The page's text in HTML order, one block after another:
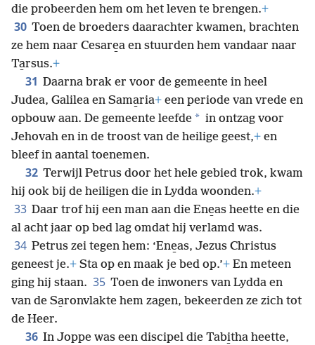
die probeerden hem om het leven te brengen.+
30 Toen de broeders daarachter kwamen, brachten
ze hem naar Cesare̱a en stuurden hem vandaar naar
Ta̱rsus.+
31 Daarna brak er voor de gemeente in heel
Judea, Galilea en Sama̱ria+ een periode van vrede en
opbouw aan. De gemeente leefde * in ontzag voor
Jehovah en in de troost van de heilige geest,+ en
bleef in aantal toenemen.
32 Terwijl Petrus door het hele gebied trok, kwam
hij ook bij de heiligen die in Lydda woonden.+
33 Daar trof hij een man aan die Ene̱as heette en die
al acht jaar op bed lag omdat hij verlamd was.
34 Petrus zei tegen hem: ‘Ene̱as, Jezus Christus
geneest je.+ Sta op en maak je bed op.’+ En meteen
ging hij staan. 35 Toen de inwoners van Lydda en
van de Sa̱ronvlakte hem zagen, bekeerden ze zich tot
de Heer.
36 In Joppe was een discipel die Tabi̱tha heette,